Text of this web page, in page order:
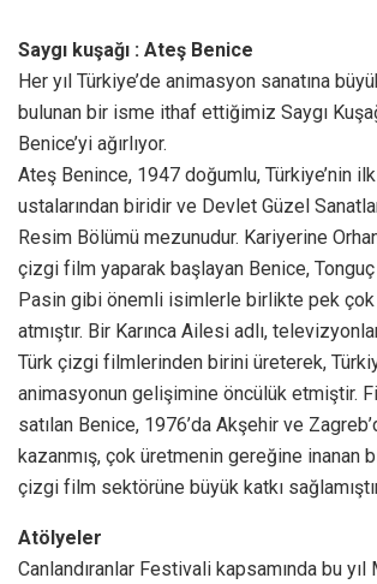
Saygı kuşağı : Ateş Benice
Her yıl Türkiye’de animasyon sanatına
bulunan bir isme ithaf ettiğimiz Saygı
Benice’yi ağırlıyor.
Ateş Benince, 1947 doğumlu, Türkiye’nin
ustalarından biridir ve Devlet Güzel
Resim Bölümü mezunudur. Kariyerine
çizgi film yaparak başlayan Benice,
Pasin gibi önemli isimlerle birlikte pek
atmıştır. Bir Karınca Ailesi adlı,
Türk çizgi filmlerinden birini üreterek,
animasyonun gelişimine öncülük etmiştir.
satılan Benice, 1976’da Akşehir ve
kazanmış, çok üretmenin gereğine inanan
çizgi film sektörüne büyük katkı
Atölyeler
Canlandıranlar Festivali kapsamında bu yıl